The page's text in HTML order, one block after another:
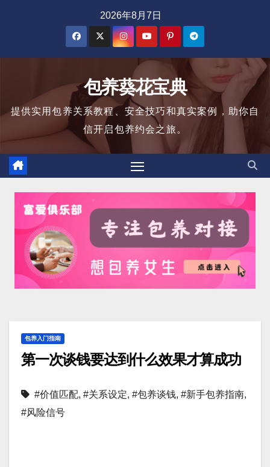
2026年8月7日
包养葵花宝典
提供实用包养关系教程、安全技巧和真实案例，助你自
信开启包养约会之旅。
包养入门指南
第一次谈钱要达到什么效果才算成功
#价值匹配, #关系设定, #包养谈钱, #新手包养指南,
#风险信号